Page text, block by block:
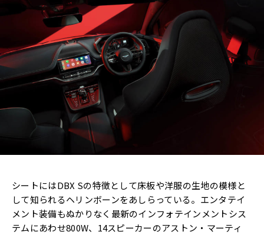
シートにはDBX Sの特徴として床板や洋服の生地の模様と
して知られるヘリンボーンをあしらっている。エンタテイ
メント装備もぬかりなく最新のインフォテインメントシス
テムにあわせ800W、14スピーカーのアストン・マーティ